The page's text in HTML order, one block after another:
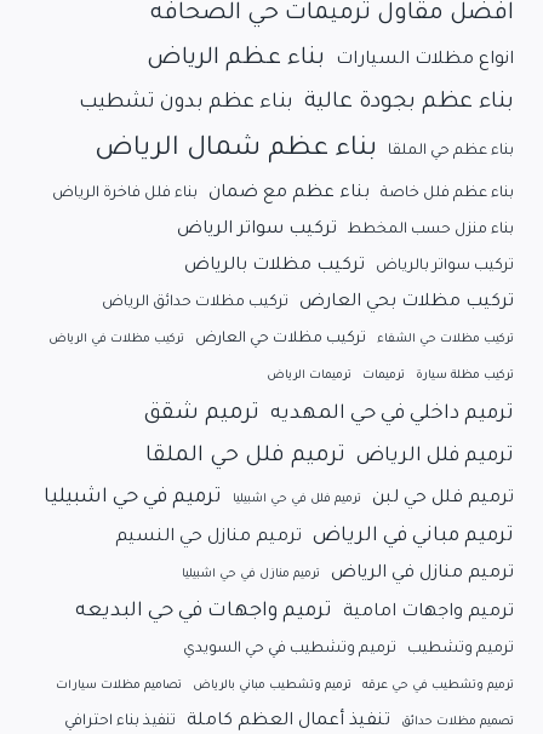
افضل مقاول ترميمات حي الصحافه
انواع مظلات السيارات بناء عظم الرياض
بناء عظم بجودة عالية بناء عظم بدون تشطيب
بناء عظم حي الملقا بناء عظم شمال الرياض
بناء عظم فلل خاصة بناء عظم مع ضمان بناء فلل فاخرة الرياض
بناء منزل حسب المخطط تركيب سواتر الرياض
تركيب سواتر بالرياض
تركيب مظلات بالرياض
تركيب مظلات بحي العارض
تركيب مظلات حدائق الرياض
تركيب مظلات حي الشفاء تركيب مظلات حي العارض تركيب مظلات في الرياض
تركيب مظلة سيارة ترميمات ترميمات الرياض
ترميم داخلي في حي المهديه ترميم شقق
ترميم فلل الرياض ترميم فلل حي الملقا
ترميم فلل حي لبن ترميم فلل في حي اشبيليا
ترميم في حي اشبيليا
ترميم مباني في الرياض
ترميم منازل حي النسيم
ترميم منازل في الرياض
ترميم منازل في حي اشبيليا
ترميم واجهات امامية ترميم واجهات في حي البديعه
ترميم وتشطيب ترميم وتشطيب في حي السويدي
ترميم وتشطيب في حي عرقه ترميم وتشطيب مباني بالرياض تصاميم مظلات سيارات
تصميم مظلات حدائق تنفيذ أعمال العظم كاملة تنفيذ بناء احترافي